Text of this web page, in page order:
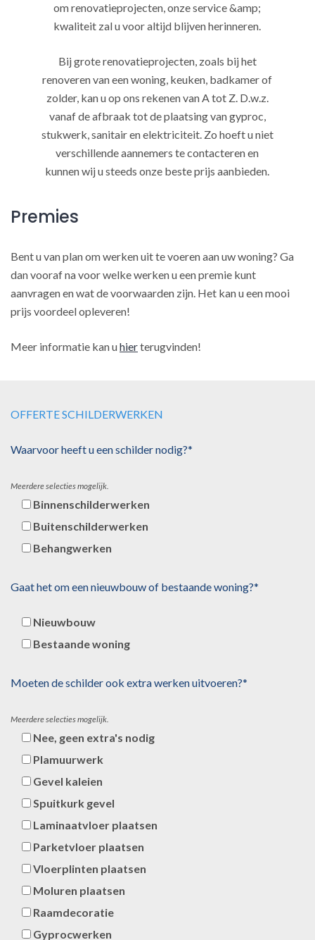
om renovatieprojecten, onze service &amp;
kwaliteit zal u voor altijd blijven herinneren.
Bij grote renovatieprojecten, zoals bij het
renoveren van een woning, keuken, badkamer of
zolder, kan u op ons rekenen van A tot Z. D.w.z.
vanaf de afbraak tot de plaatsing van gyproc,
stukwerk, sanitair en elektriciteit. Zo hoeft u niet
verschillende aannemers te contacteren en
kunnen wij u steeds onze beste prijs aanbieden.
Premies
Bent u van plan om werken uit te voeren aan uw woning? Ga
dan vooraf na voor welke werken u een premie kunt
aanvragen en wat de voorwaarden zijn. Het kan u een mooi
prijs voordeel opleveren!
Meer informatie kan uhierterugvinden!
OFFERTE SCHILDERWERKEN
Waarvoor heeft u een schilder nodig?*
Meerdere selecties mogelijk.
Binnenschilderwerken
Buitenschilderwerken
Behangwerken
Gaat het om een nieuwbouw of bestaande woning?*
Nieuwbouw
Bestaande woning
Moeten de schilder ook extra werken uitvoeren?*
Meerdere selecties mogelijk.
Nee, geen extra's nodig
Plamuurwerk
Gevel kaleien
Spuitkurk gevel
Laminaatvloer plaatsen
Parketvloer plaatsen
Vloerplinten plaatsen
Moluren plaatsen
Raamdecoratie
Gyprocwerken